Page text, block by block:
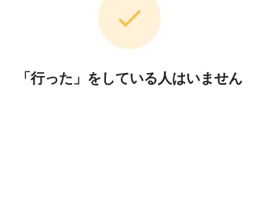
「行った」をしている人はいません